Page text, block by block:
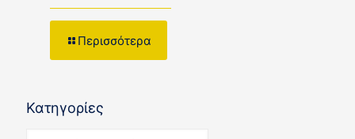
Περισσότερα
Κατηγορίες